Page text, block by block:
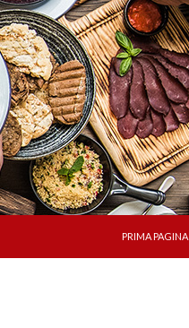
PRIMA PAGINA